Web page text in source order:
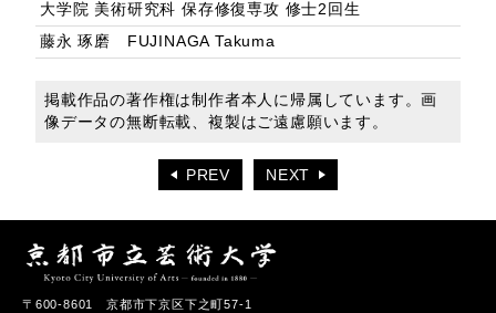
大学院 美術研究科 保存修復専攻 修士2回生
藤永 琢磨 FUJINAGA Takuma
掲載作品の著作権は制作者本人に帰属しています。画
像データの無断転載、複製はご遠慮願います。
PREV NEXT
〒600-8601 京都市下京区下之町57-1